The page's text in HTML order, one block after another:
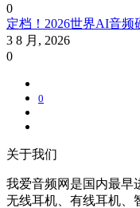
0
定档！2026世界AI音频
3 8 月, 2026
0
0
关于我们
我爱音频网是国内最早
无线耳机、有线耳机、